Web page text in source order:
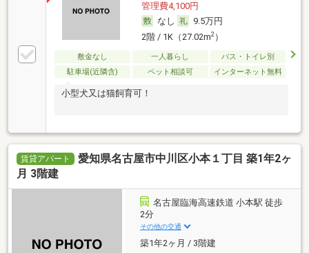
管理費4,100円
なし
9.5万円
2階 / 1K（27.02m2）
敷金なし 一人暮らし
バス・トイレ別
駐車場(近隣含)
ペット相談可 インターネット無料
小型犬又は猫飼育可！
賃貸アパート
愛知県名古屋市中川区小本１丁目 築1年2ヶ
月 3階建
名古屋臨海高速鉄道 小本駅 徒歩
2分
その他の交通
築1年2ヶ月 / 3階建